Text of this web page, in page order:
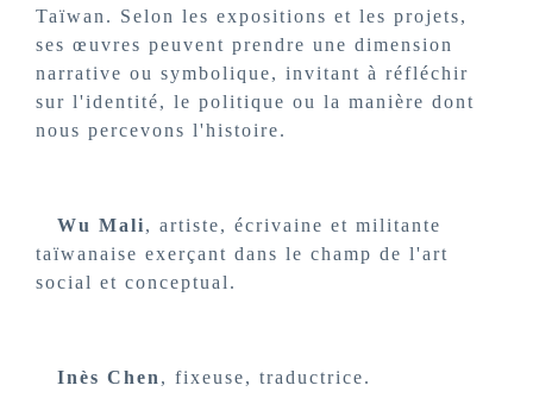
Taïwan. Selon les expositions et les projets,
ses œuvres peuvent prendre une dimension
narrative ou symbolique, invitant à réfléchir
sur l'identité, le politique ou la manière dont
nous percevons l'histoire.
Wu Mali, artiste, écrivaine et militante
taïwanaise exerçant dans le champ de l'art
social et conceptual.
Inès Chen , fixeuse, traductrice.